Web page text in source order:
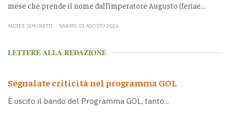
mese che prende il nome dall’imperatore Augusto (feriae...
ALCIDE SIMONETTI SABATO 01 AGOSTO 2026
LETTERE ALLA REDAZIONE
Segnalate criticità nel programma GOL
È uscito il bando del Programma GOL, tanto...